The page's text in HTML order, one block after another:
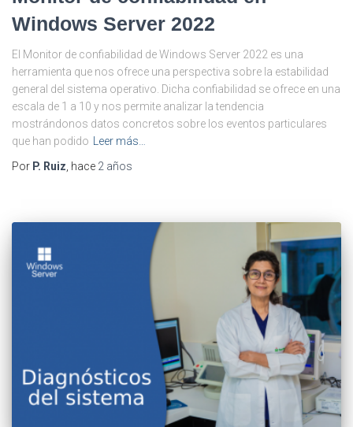
Windows Server 2022
El Monitor de confiabilidad de Windows Server 2022 es una
herramienta que nos ofrece una perspectiva sobre la estabilidad
general del sistema operativo. Dicha confiabilidad se ofrece en una
escala de 1 a 10 y nos permite analizar la tendencia
mostrándonos datos concretos sobre los eventos particulares
que han podido
Leer más…
Por P. Ruiz , hace 2 años